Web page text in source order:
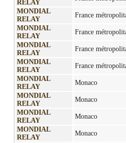
RELAY
MONDIAL
RELAY
France
MONDIAL
RELAY
France
MONDIAL
RELAY
France
MONDIAL
RELAY
France
MONDIAL
RELAY
Monaco
MONDIAL
RELAY
Monaco
MONDIAL
RELAY
Monaco
MONDIAL
RELAY
Monaco